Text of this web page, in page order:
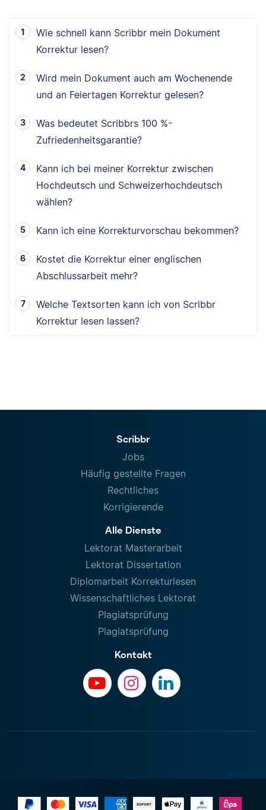
Wie schnell kann Scribbr mein Dokument
Korrektur lesen?
Wird mein Dokument auch am Wochenende
und an Feiertagen Korrektur gelesen?
Was bedeutet Scribbrs 100 %-
Zufriedenheitsgarantie?
Kann ich bei meiner Korrektur zwischen
Hochdeutsch und Schweizerhochdeutsch
wählen?
Kann ich eine Korrekturvorschau bekommen?
Kostet die Korrektur einer englischen
Abschlussarbeit mehr?
Welche Textsorten kann ich von Scribbr
Korrektur lesen lassen?
Scribbr
Jobs
Häufig gestellte Fragen
Rechtliches
Korrigierende
Alle Dienste
Lektorat Masterarbeit
Lektorat Dissertation
Diplomarbeit Korrekturlesen
Wissenschaftliches Lektorat
Plagiatsprüfung
Plagiatsprüfung
Kontakt